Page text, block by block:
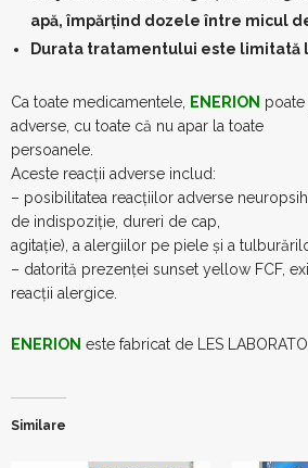
apă, împărţind dozele între micul
Durata tratamentului este limitată
Ca toate medicamentele, ENERION
adverse, cu toate că nu apar la toate
persoanele.
Aceste reacţii adverse includ:
– posibilitatea reacţiilor adverse
de indispoziţie, dureri de cap,
agitaţie), a alergiilor pe piele şi a
– datorită prezenţei sunset yellow FCF,
reacţii alergice.
ENERION este fabricat de LES
Similare